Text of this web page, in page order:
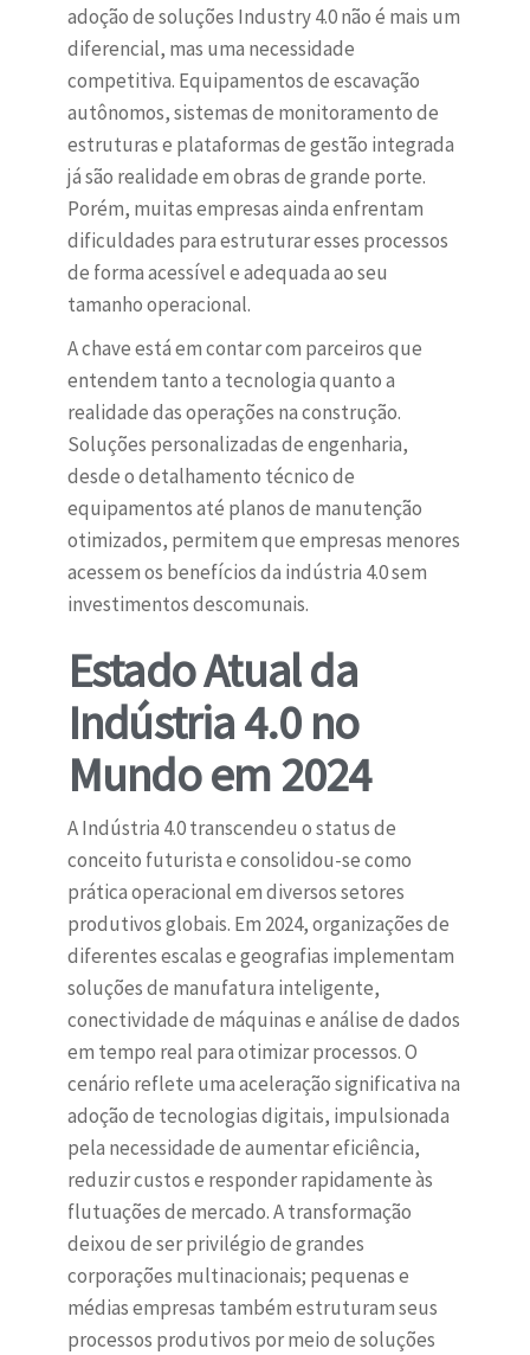
adoção de soluções Industry 4.0 não é mais um
diferencial, mas uma necessidade
competitiva. Equipamentos de escavação
autônomos, sistemas de monitoramento de
estruturas e plataformas de gestão integrada
já são realidade em obras de grande porte.
Porém, muitas empresas ainda enfrentam
dificuldades para estruturar esses processos
de forma acessível e adequada ao seu
tamanho operacional.
A chave está em contar com parceiros que
entendem tanto a tecnologia quanto a
realidade das operações na construção.
Soluções personalizadas de engenharia,
desde o detalhamento técnico de
equipamentos até planos de manutenção
otimizados, permitem que empresas menores
acessem os benefícios da indústria 4.0 sem
investimentos descomunais.
Estado Atual da
Indústria 4.0 no
Mundo em 2024
A Indústria 4.0 transcendeu o status de
conceito futurista e consolidou-se como
prática operacional em diversos setores
produtivos globais. Em 2024, organizações de
diferentes escalas e geografias implementam
soluções de manufatura inteligente,
conectividade de máquinas e análise de dados
em tempo real para otimizar processos. O
cenário reflete uma aceleração significativa na
adoção de tecnologias digitais, impulsionada
pela necessidade de aumentar eficiência,
reduzir custos e responder rapidamente às
flutuações de mercado. A transformação
deixou de ser privilégio de grandes
corporações multinacionais; pequenas e
médias empresas também estruturam seus
processos produtivos por meio de soluções